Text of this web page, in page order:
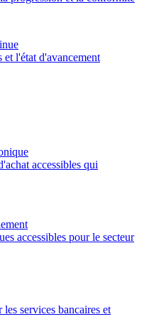
et l'état d'avancement
accessibles qui
accessibles pour le secteur
services bancaires et